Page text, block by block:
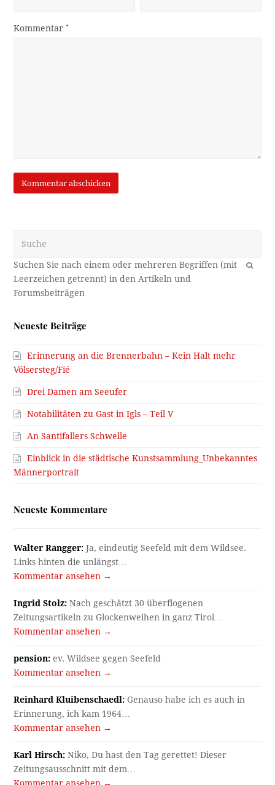
Kommentar*
OK
Neueste Beiträge
Erinnerung an die Brennerbahn – Kein Halt mehr
Völsersteg/Fié
Drei Damen am Seeufer
Notabilitäten zu Gast in Igls – Teil V
An Santifallers Schwelle
Einblick in die städtische Kunstsammlung_Unbekanntes
Männerportrait
Neueste Kommentare
Walter Rangger: Ja, eindeutig Seefeld mit dem Wildsee.
Links hinten die unlängst…
Kommentar ansehen →
Ingrid Stolz: Nach geschätzt 30 überflogenen
Zeitungsartikeln zu Glockenweihen in ganz Tirol…
Kommentar ansehen →
pension: ev. Wildsee gegen Seefeld
Kommentar ansehen →
Reinhard Kluibenschaedl: Genauso habe ich es auch in
Erinnerung, ich kam 1964…
Kommentar ansehen →
Karl Hirsch: Niko, Du hast den Tag gerettet! Dieser
Zeitungsausschnitt mit dem…